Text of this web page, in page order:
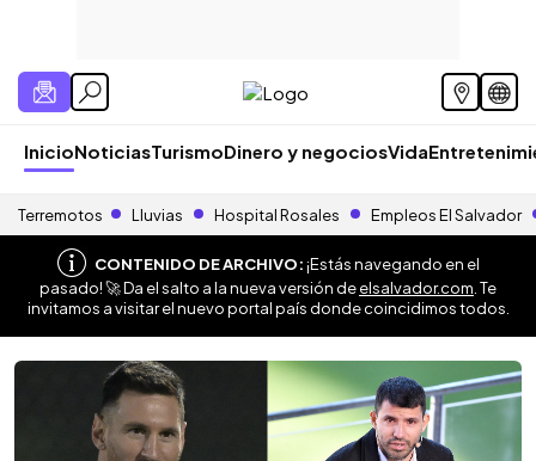
InicioNoticiasTurismoDinero y negociosVida
Terremotos Lluvias Hospital Rosales Empleos El Salvador
CONTENIDO DE ARCHIVO:¡Estás navegando en el
pasado! 🚀 Da el salto a la nueva versión deelsalvador.com . Te
invitamos a visitar el nuevo portal país donde coincidimos todos.